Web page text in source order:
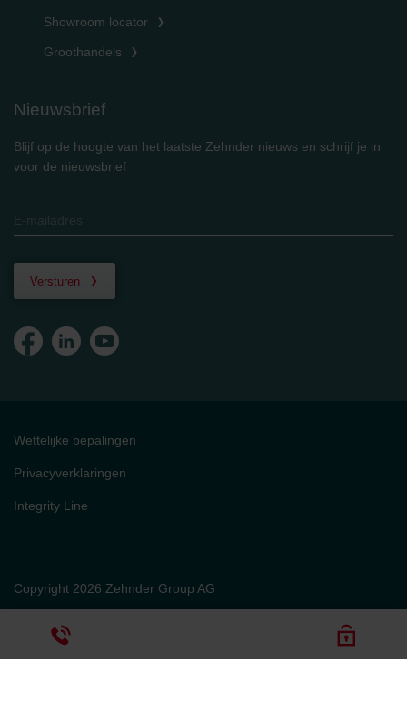
Showroom locator
Groothandels
Nieuwsbrief
Blijf op de hoogte van het laatste Zehnder nieuws en schrijf je in
voor de nieuwsbrief
Versturen
Copyright 2026 Zehnder Group AG
Wettelijke bepalingen
Privacyverklaringen
Integrity Line